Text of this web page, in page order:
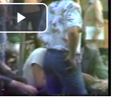
Video
abspielen